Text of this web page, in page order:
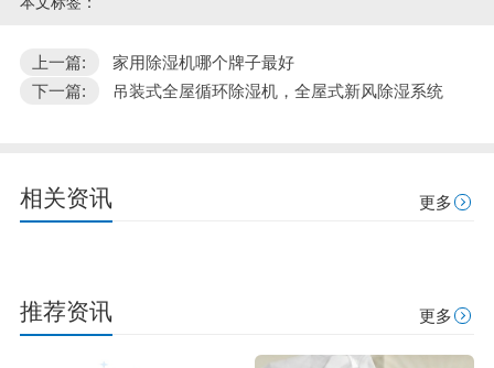
上一篇:
家用除湿机哪个牌子最好
下一篇:
吊装式全屋循环除湿机，全屋式新风除湿系统
相关资讯 更多
推荐资讯 更多